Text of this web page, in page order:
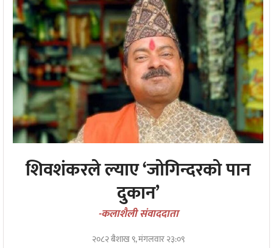
शिवशंकरले ल्याए ‘जोगिन्दरको पान
दुकान’
-कलाशैली संवाददाता
२०८२ बैशाख ९, मंगलवार २३:०९